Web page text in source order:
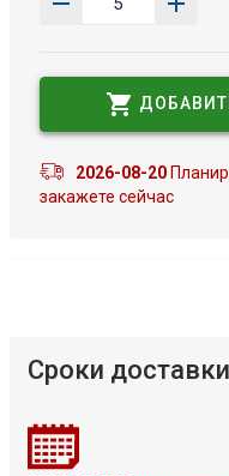
2026-08-20
закажете сейчас
Сроки доставки